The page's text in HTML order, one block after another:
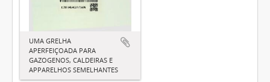
UMA GRELHA
APERFEIÇOADA PARA
GAZOGENOS, CALDEIRAS E
APPARELHOS SEMELHANTES